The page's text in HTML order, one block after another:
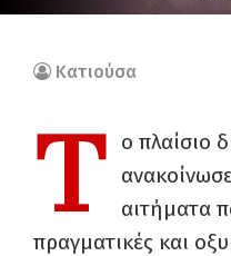
Κατιούσα
Τ
ο πλαίσιο
αιτήματα
πραγματικές και